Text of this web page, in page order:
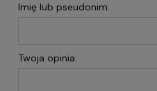
Imię lub pseudonim:
Twoja opinia: